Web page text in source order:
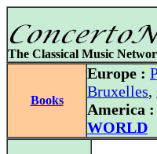
The Classical Music
Books
Europe :
Bruxelles,
America :
WORLD